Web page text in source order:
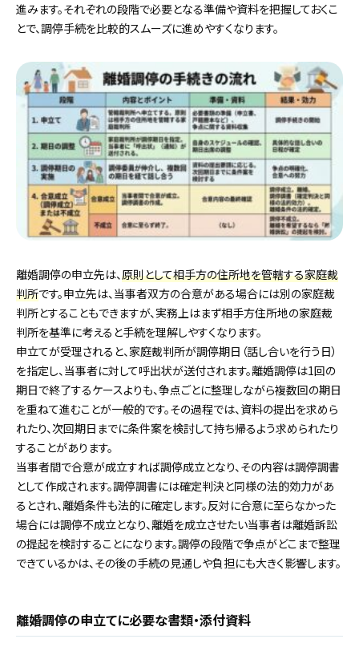
進みます。それぞれの段階で必要となる準備や資料を把握しておくこ
とで、調停手続を比較的スムーズに進めやすくなります。
離婚調停の申立先は、原則として相手方の住所地を管轄する家庭裁
判所です。申立先は、当事者双方の合意がある場合には別の家庭裁
判所とすることもできますが、実務上はまず相手方住所地の家庭裁
判所を基準に考えると手続を理解しやすくなります。
申立てが受理されると、家庭裁判所が調停期日（話し合いを行う日）
を指定し、当事者に対して呼出状が送付されます。離婚調停は1回の
期日で終了するケースよりも、争点ごとに整理しながら複数回の期日
を重ねて進むことが一般的です。その過程では、資料の提出を求めら
れたり、次回期日までに条件案を検討して持ち帰るよう求められたり
することがあります。
当事者間で合意が成立すれば調停成立となり、その内容は調停調書
として作成されます。調停調書には確定判決と同様の法的効力があ
るとされ、離婚条件も法的に確定します。反対に合意に至らなかった
場合には調停不成立となり、離婚を成立させたい当事者は離婚訴訟
の提起を検討することになります。調停の段階で争点がどこまで整理
できているかは、その後の手続の見通しや負担にも大きく影響します。
離婚調停の申立てに必要な書類・添付資料